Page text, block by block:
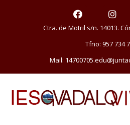
F
a
c
o
k
I
n
s
a
r
a
Ctra. de Motril s/n. 14013.
Tfno: 957 734
Mail: